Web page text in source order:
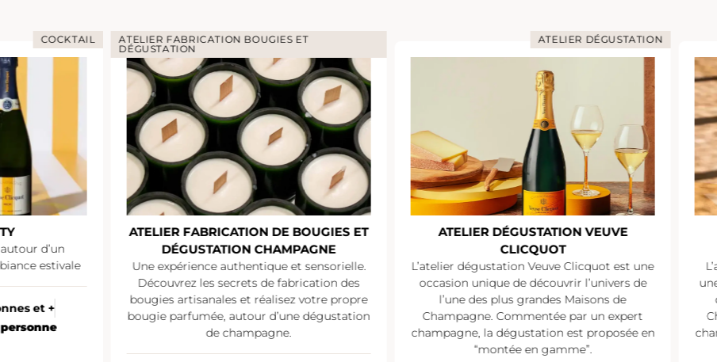
COCKTAIL
d’un
estivale
et +
ATELIER FABRICATION BOUGIES ET
DÉGUSTATION
ATELIER FABRICATION DE BOUGIES ET
DÉGUSTATION CHAMPAGNE
Une expérience authentique et sensorielle.
Découvrez les secrets de fabrication des
bougies artisanales et réalisez votre propre
bougie parfumée, autour d’une dégustation
de champagne.
ATELIER DÉGUSTATION
ATELIER DÉGUSTATION VEUVE
CLICQUOT
L’atelier dégustation Veuve Clicquot est une
occasion unique de découvrir l’univers de
l’une des plus grandes Maisons de
Champagne. Commentée par un expert
champagne, la dégustation est proposée en
“montée en gamme”.